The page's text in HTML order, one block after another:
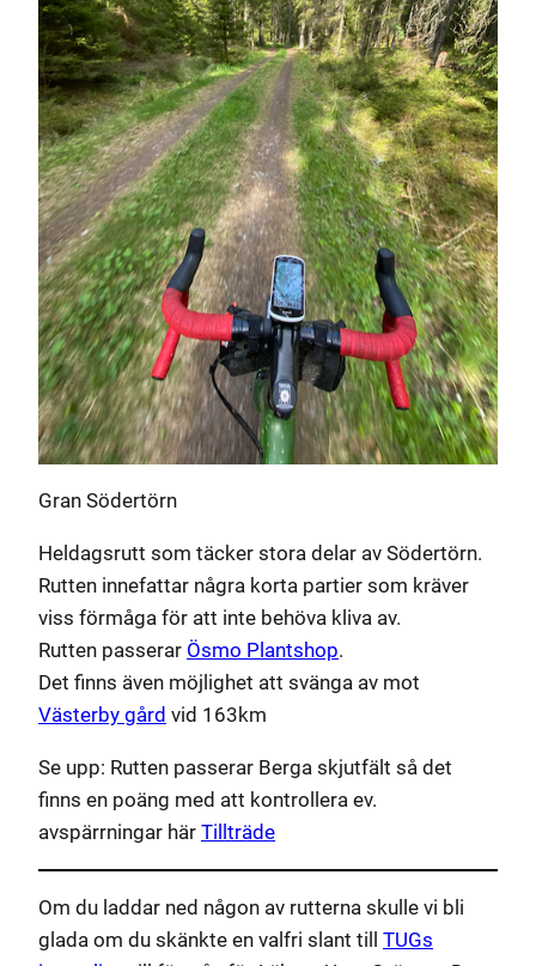
Gran Södertörn
Heldagsrutt som täcker stora delar av Södertörn.
Rutten innefattar några korta partier som kräver
viss förmåga för att inte behöva kliva av.
Rutten passerar Ösmo Plantshop.
Det finns även möjlighet att svänga av mot
Västerby gård vid 163km
Se upp: Rutten passerar Berga skjutfält så det
finns en poäng med att kontrollera ev.
avspärrningar här Tillträde
Om du laddar ned någon av rutterna skulle vi bli
glada om du skänkte en valfri slant till TUGs